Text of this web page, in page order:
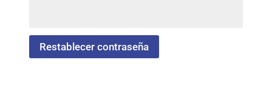
Restablecer contraseña